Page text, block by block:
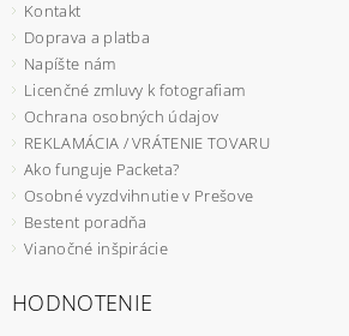
Kontakt
Doprava a platba
Napíšte nám
Licenčné zmluvy k fotografiam
Ochrana osobných údajov
REKLAMÁCIA / VRÁTENIE TOVARU
Ako funguje Packeta?
Osobné vyzdvihnutie v Prešove
Bestent poradňa
Vianočné inšpirácie
HODNOTENIE